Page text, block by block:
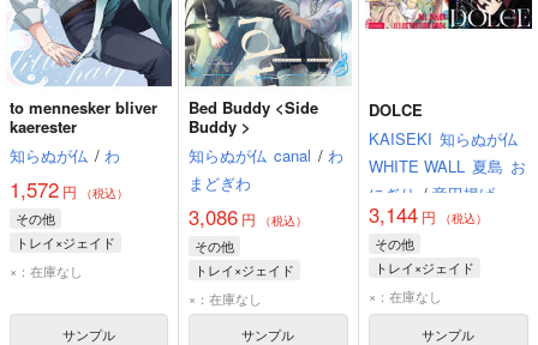
to mennesker bliver
kaerester
知らぬが仏 / わ
1,572 円 （税込）
その他
トレイ×ジェイド
トレイ・クローバー
×：在庫なし
サンプル
Bed Buddy <Side
Buddy >
知らぬが仏 canal / わ
まどぎわ
3,086 円 （税込）
その他
トレイ×ジェイド
トレイ・クローバー
ジェイド・リーチ
×：在庫なし
サンプル
DOLCE
KAISEKI 知らぬが仏
WHITE WALL 夏島 お
にぎり / 竜田揚げ
オン nat
3,144円 （税込）
その他
トレイ×ジェイド
ジェイド・リーチ
トレイ・クローバー
×：在庫なし
サンプル